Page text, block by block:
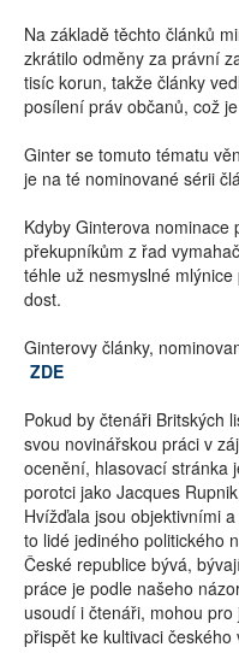
Na základě těchto článků
zkrátilo odměny za právní
tisíc korun, takže články
posílení práv občanů, což
Ginter se tomuto tématu
je na té nominované sérii
Kdyby Ginterova nominace
překupníkům z řad
téhle už nesmyslné
dost.
Ginterovy články,
ZDE
Pokud by čtenáři Britských
svou novinářskou práci v
ocenění, hlasovací stránka
porotci jako Jacques
Hvížďala jsou objektivními
to lidé jediného politického
České republice bývá,
práce je podle našeho
usoudí i čtenáři, mohou
přispět ke kultivaci